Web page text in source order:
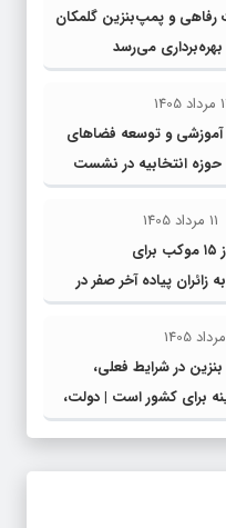
و پمپ‌بنزین گلمکان
می‌رسد
و توسعه فضاهای
حوزه انتخابیه در نشست
آموزش مجلس با
و پرورش خراسان رضوی
11 مرداد 1405
آمادگی بیش از ۱۵ موکب برای
پیاده آخر صفر در
در شرایط فعلی،
برای کشور است | دولت،
اصلی ناترازی را